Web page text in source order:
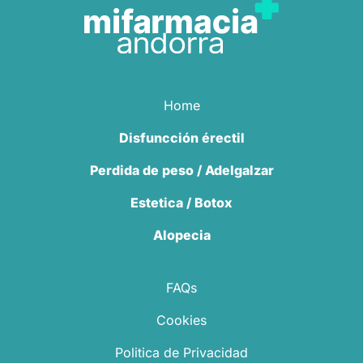
Home
Disfuncción érectil
Perdida de peso / Adelgalzar
Estetica / Botox
Alopecia
FAQs
Cookies
Politica de Privacidad